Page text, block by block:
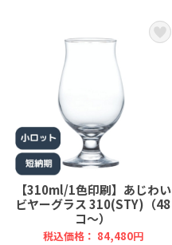
【310ml/1色印刷】あじわい
ビヤーグラス 310(STY)（48
コ～）
税込価格： 84,480円